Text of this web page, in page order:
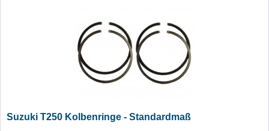
Suzuki T250 Kolbenringe - Standardmaß